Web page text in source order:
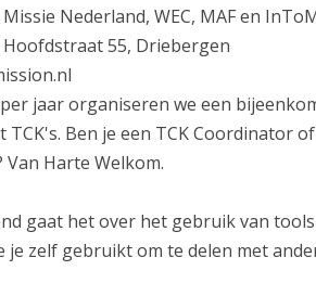
Nederland, WEC, MAF en
55, Driebergen
jaar organiseren we een
TCK's. Ben je een TCK Coordinator
Harte Welkom.
gaat het over het gebruik van
je zelf gebruikt om te delen met